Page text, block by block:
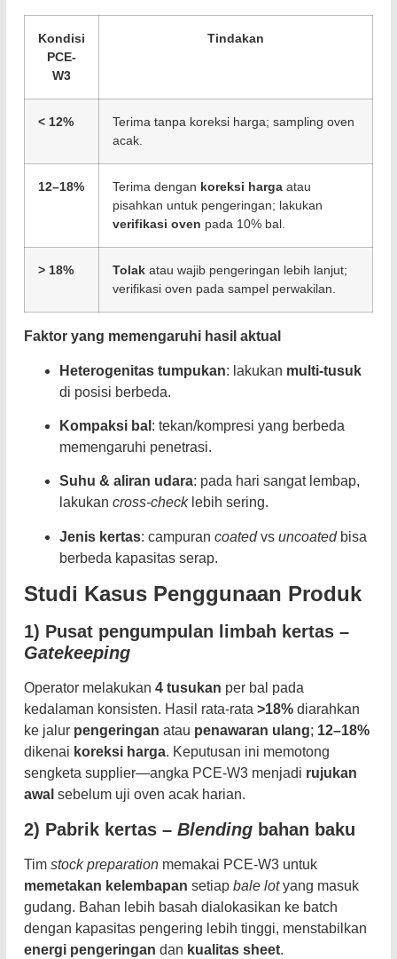
Kondisi
PCE-
W3
Tindakan
< 12%
Terima tanpa koreksi harga; sampling oven
acak.
12–18% Terima dengan koreksi harga atau
pisahkan untuk pengeringan; lakukan
verifikasi oven pada 10% bal.
> 18% Tolak atau wajib pengeringan lebih lanjut;
verifikasi oven pada sampel perwakilan.
Faktor yang memengaruhi hasil aktual
Heterogenitas tumpukan: lakukan multi-tusuk
di posisi berbeda.
Kompaksi bal : tekan/kompresi yang berbeda
memengaruhi penetrasi.
Suhu & aliran udara: pada hari sangat lembap,
lakukan cross-checklebih sering.
Jenis kertas: campuran coatedvs uncoatedbisa
berbeda kapasitas serap.
Studi Kasus Penggunaan Produk
1) Pusat pengumpulan limbah kertas –
Gatekeeping
Operator melakukan 4 tusukan per bal pada
kedalaman konsisten. Hasil rata-rata >18% diarahkan
ke jalur pengeringan atau penawaran ulang; 12–18%
dikenai koreksi harga. Keputusan ini memotong
sengketa supplier—angka PCE-W3 menjadi rujukan
awal sebelum uji oven acak harian.
2) Pabrik kertas – Blending bahan baku
Tim stock preparation memakai PCE-W3 untuk
memetakan kelembapan setiap bale lotyang masuk
gudang. Bahan lebih basah dialokasikan ke batch
dengan kapasitas pengering lebih tinggi, menstabilkan
energi pengeringan dan kualitas sheet.